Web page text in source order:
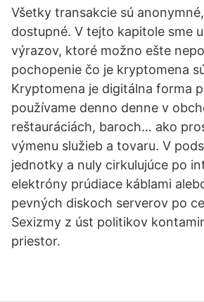
Všetky transakcie sú
dostupné. V tejto kapitole sme
výrazov, ktoré možno ešte
pochopenie čo je kryptomena
Kryptomena je digitálna forma
používame denno denne v
reštauráciách, baroch… ako
výmenu služieb a tovaru. V
jednotky a nuly cirkulujúce po
elektróny prúdiace káblami
pevných diskoch serverov po
Sexizmy z úst politikov
priestor.